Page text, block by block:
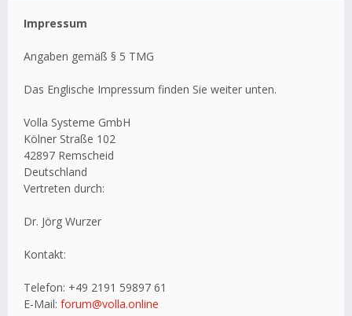
Impressum
Angaben gemäß § 5 TMG
Das Englische Impressum finden Sie weiter unten.
Volla Systeme GmbH
Kölner Straße 102
42897 Remscheid
Deutschland
Vertreten durch:
Dr. Jörg Wurzer
Kontakt:
Telefon: +49 2191 59897 61
E-Mail: forum@volla.online